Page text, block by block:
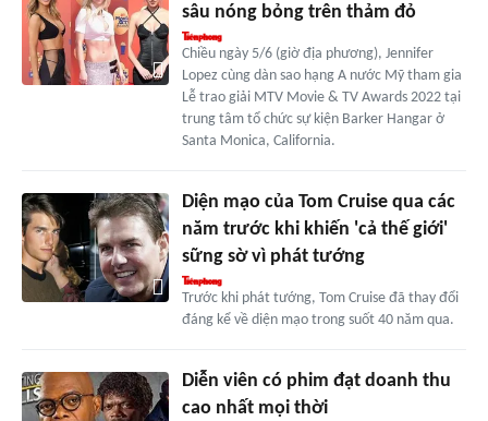
sâu nóng bỏng trên thảm đỏ
Chiều ngày 5/6 (giờ địa phương), Jennifer
Lopez cùng dàn sao hạng A nước Mỹ tham gia
Lễ trao giải MTV Movie & TV Awards 2022 tại
trung tâm tổ chức sự kiện Barker Hangar ở
Santa Monica, California.
Diện mạo của Tom Cruise qua các
năm trước khi khiến 'cả thế giới'
sững sờ vì phát tướng
Trước khi phát tướng, Tom Cruise đã thay đổi
đáng kể về diện mạo trong suốt 40 năm qua.
Diễn viên có phim đạt doanh thu
cao nhất mọi thời